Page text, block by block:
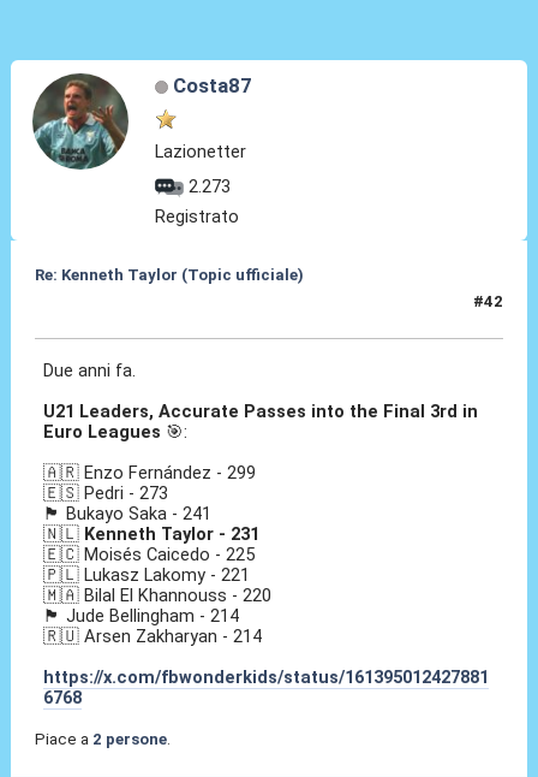
Costa87
Lazionetter
2.273
Registrato
Re: Kenneth Taylor (Topic ufficiale)
#42
Due anni fa.
U21 Leaders, Accurate Passes into the Final 3rd in
Euro Leagues 🎯:
🇦🇷 Enzo Fernández - 299
🇪🇸 Pedri - 273
🏴󠁧󠁢󠁥󠁮󠁧󠁿 Bukayo Saka - 241
🇳🇱 Kenneth Taylor - 231
🇪🇨 Moisés Caicedo - 225
🇵🇱 Lukasz Lakomy - 221
🇲🇦 Bilal El Khannouss - 220
🏴󠁧󠁢󠁥󠁮󠁧󠁿 Jude Bellingham - 214
🇷🇺 Arsen Zakharyan - 214
https://x.com/fbwonderkids/status/161395012427881
6768
Piace a 2 persone.